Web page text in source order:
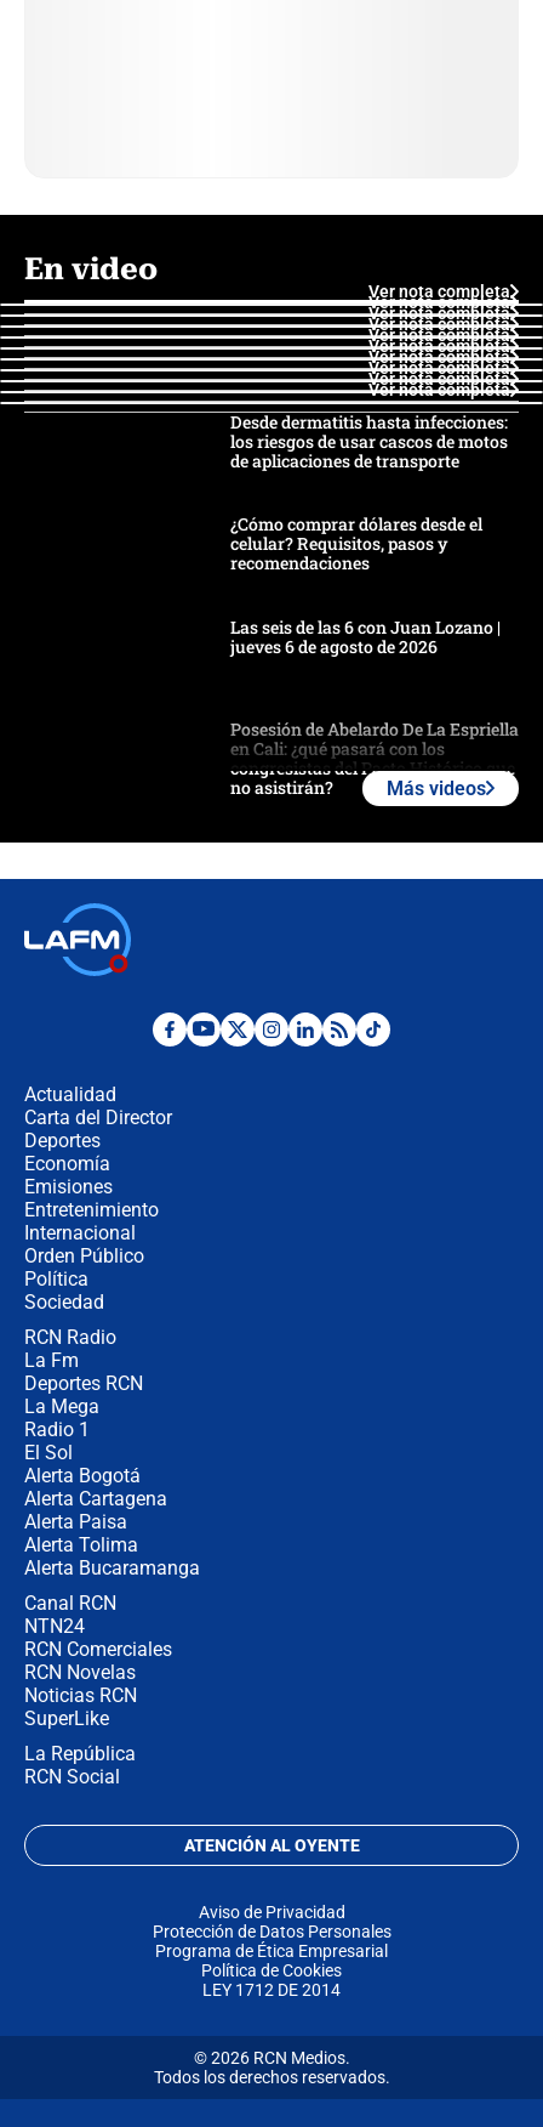
En video
Ver nota completa
Ver nota completa
Ver nota completa
Ver nota completa
Ver nota completa
Ver nota completa
Ver nota completa
Ver nota completa
Ver nota completa
Ver nota completa
Desde dermatitis hasta infecciones:
los riesgos de usar cascos de motos
de aplicaciones de transporte
¿Cómo comprar dólares desde el
celular? Requisitos, pasos y
recomendaciones
Las seis de las 6 con Juan Lozano |
jueves 6 de agosto de 2026
Posesión de Abelardo De La Espriella
en Cali: ¿qué pasará con los
congresistas del Pacto Histórico que
no asistirán?
¿Por qué De la Espriella gobernará
Más videos
Actualidad
Carta del Director
Deportes
Economía
Emisiones
Entretenimiento
Internacional
Orden Público
Política
Sociedad
RCN Radio
La Fm
Deportes RCN
La Mega
Radio 1
El Sol
Alerta Bogotá
Alerta Cartagena
Alerta Paisa
Alerta Tolima
Alerta Bucaramanga
Canal RCN
NTN24
RCN Comerciales
RCN Novelas
Noticias RCN
SuperLike
La República
RCN Social
ATENCIÓN AL OYENTE
Aviso de Privacidad
Protección de Datos Personales
Programa de Ética Empresarial
Política de Cookies
LEY 1712 DE 2014
© 2026 RCN Medios.
Todos los derechos reservados.